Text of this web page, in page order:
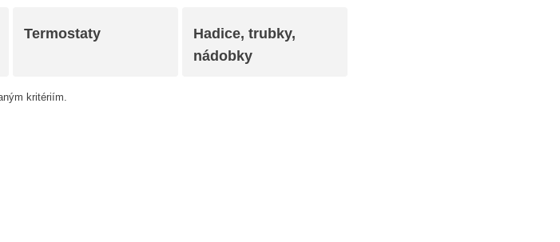
Termostaty
Hadice, trubky,
nádobky
kritériím.